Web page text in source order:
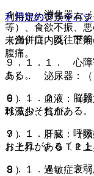
（特定の背景を有
（合併症・既往歴
９．１．１． 心障
ある。
９．１．２． 脳器
れるおそれがある。
９．１．３． 呼吸
おそれがある〔１１
９．１．４． 衰弱
４）． 消化器：（
等）、食欲不振、
未満）口内炎、下
腹痛。
５）． 泌尿器：（
６）． 血液：（頻
球減少、貧血。
７）． 肝臓：（頻
Ｈ上昇、γ−ＧＴＰ
８）． 過敏症：（
利用規約プライバ